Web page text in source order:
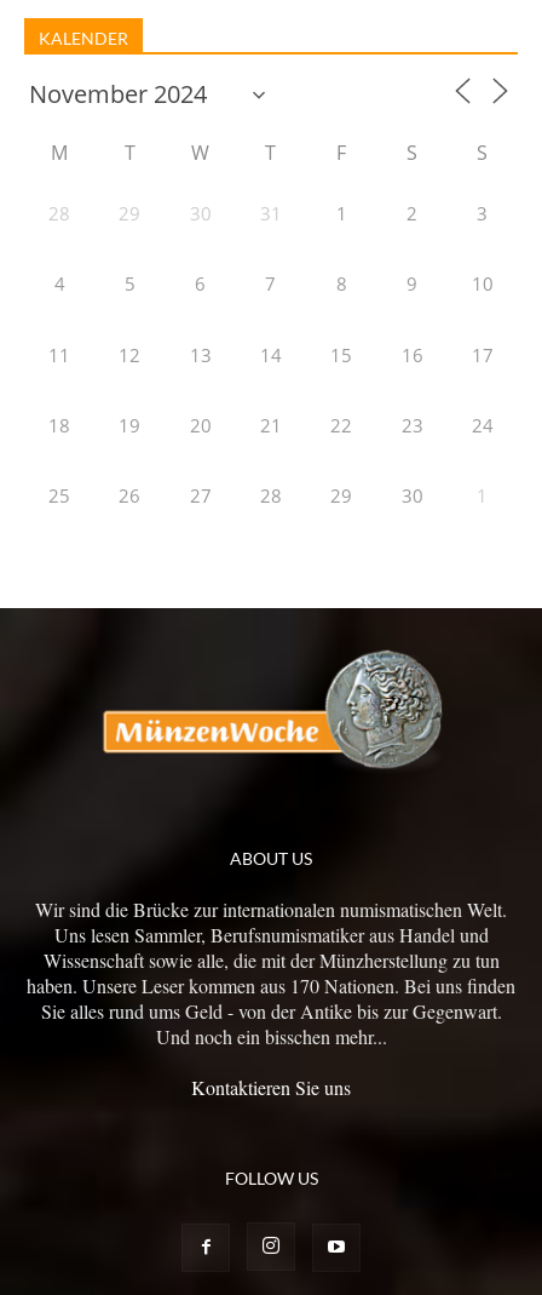
KALENDER
M T W T F S S
28 29 30 31 1 2 3
4 5 6 7 8 9 10
11 12 13 14 15 16 17
18 19 20 21 22 23 24
25 26 27 28 29 30 1
ABOUT US
Wir sind die Brücke zur internationalen numismatischen Welt.
Uns lesen Sammler, Berufsnumismatiker aus Handel und
Wissenschaft sowie alle, die mit der Münzherstellung zu tun
haben. Unsere Leser kommen aus 170 Nationen. Bei uns finden
Sie alles rund ums Geld - von der Antike bis zur Gegenwart.
Und noch ein bisschen mehr...
Kontaktieren Sie uns
FOLLOW US